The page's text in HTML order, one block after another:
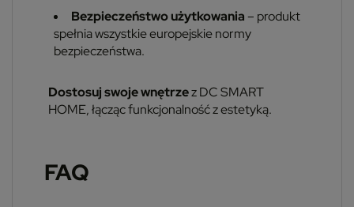
Bezpieczeństwo użytkowania– produkt
spełnia wszystkie europejskie normy
bezpieczeństwa.
Dostosuj swoje wnętrzez DC SMART
HOME, łącząc funkcjonalność z estetyką.
FAQ